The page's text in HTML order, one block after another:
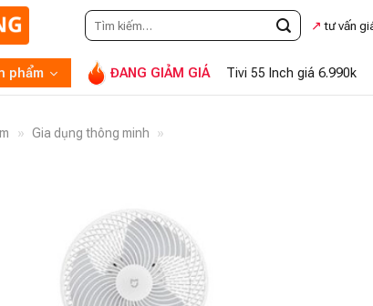
Tìm
kiếm:
0948.869.866 tư vấn giá rẻ
phẩm ĐANG GIẢM GIÁ Tivi 55 Inch giá 6.990k
» Gia dụng thông minh »